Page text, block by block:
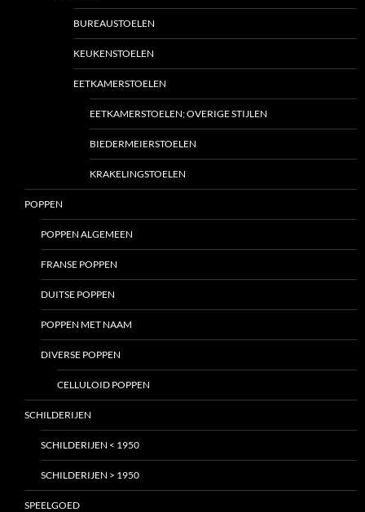
BUREAUSTOELEN
KEUKENSTOELEN
EETKAMERSTOELEN
EETKAMERSTOELEN; OVERIGE STIJLEN
BIEDERMEIERSTOELEN
KRAKELINGSTOELEN
POPPEN
POPPEN ALGEMEEN
FRANSE POPPEN
DUITSE POPPEN
POPPEN MET NAAM
DIVERSE POPPEN
CELLULOID POPPEN
SCHILDERIJEN
SCHILDERIJEN < 1950
SCHILDERIJEN > 1950
SPEELGOED